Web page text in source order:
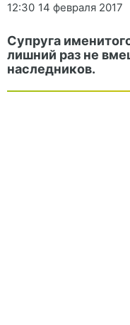
12:30 14 февраля 2017
Супруга
лишний раз не
наследников.